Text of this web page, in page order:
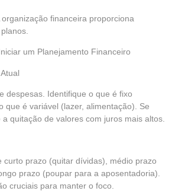
financeira proporciona
um Planejamento Financeiro
despesas. Identifique o que é fixo
que é variável (lazer, alimentação). Se
quitação de valores com juros mais altos.
curto prazo (quitar dívidas), médio prazo
prazo (poupar para a aposentadoria).
cruciais para manter o foco.